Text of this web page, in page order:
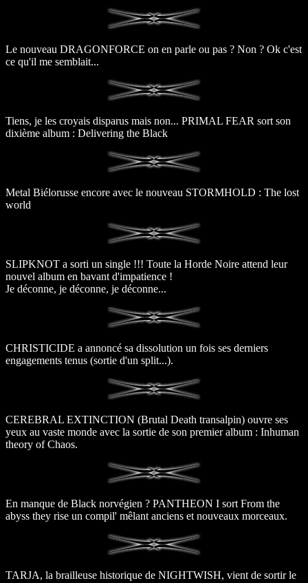
Le nouveau DRAGONFORCE on en parle ou pas ? Non ? Ok c'est
ce qu'il me semblait...
Tiens, je les croyais disparus mais non... PRIMAL FEAR sort son
dixième album : Delivering the Black
Metal Biélorusse encore avec le nouveau STORMHOLD : The lost
world
SLIPKNOT a sorti un single !!! Toute la Horde Noire attend leur
nouvel album en bavant d'impatience !
Je déconne, je déconne, je déconne...
CHRISTICIDE a annoncé sa dissolution un fois ses derniers
engagements tenus (sortie d'un split...).
CEREBRAL EXTINCTION (Brutal Death transalpin) ouvre ses
yeux au vaste monde avec la sortie de son premier album : Inhuman
theory of Chaos.
En manque de Black norvégien ? PANTHEON I sort From the
abyss they rise un compil' mêlant anciens et nouveaux morceaux.
TARJA, la brailleuse historique de NIGHTWISH, vient de sortir le